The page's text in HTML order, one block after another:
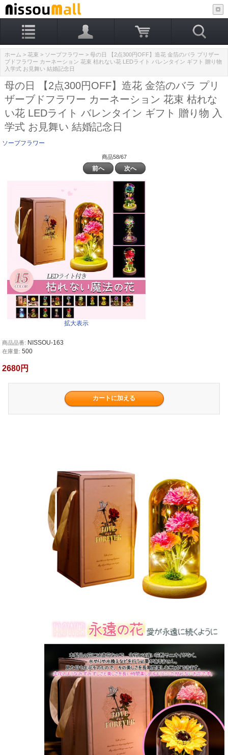
ホーム > 花束 > ソープフラワー > 母の日 【2点300円OFF】造花 金箔のバラ プリザー
ブドフラワー カーネーション 花束 枯れない花 LEDライト バレンタイン ギフト 贈り物
入学式 お見舞い 結婚記念日
母の日 【2点300円OFF】造花 金箔のバラ プリ
ザーブドフラワー カーネーション 花束 枯れな
い花 LEDライト バレンタイン ギフト 贈り物 入
学式 お見舞い 結婚記念日
ソープフラワー
商品58/67
前へ 次へ
拡大表示
商品品番: NISSOU-163
在庫量: 500
2680円